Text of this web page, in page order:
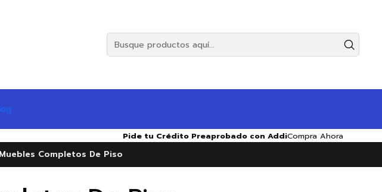
Pide tu Crédito Preaprobado con AddiCompra Ahora
Muebles Completos De Piso